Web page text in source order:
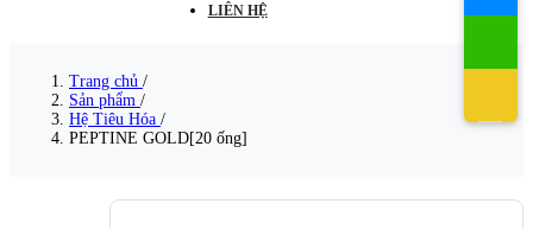
LIÊN HỆ
Trang chủ /
Sản phẩm /
Hệ Tiêu Hóa /
PEPTINE GOLD[20 ống]